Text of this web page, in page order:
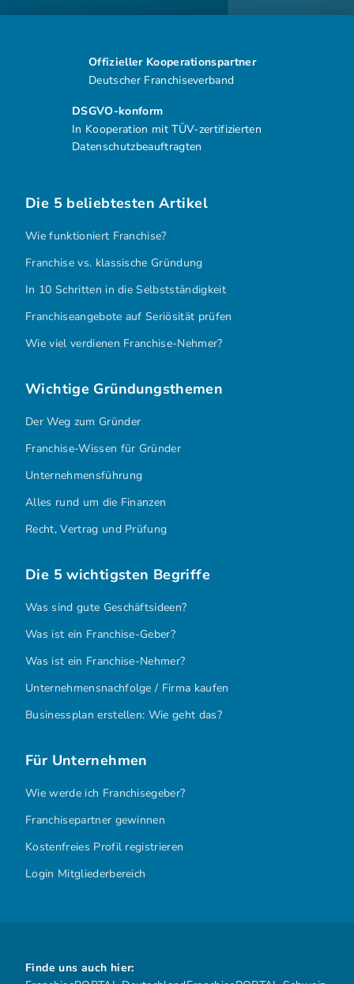
DSGVO-konform
In Kooperation mit TÜV-zertifizierten
Datenschutzbeauftragten
Offizieller Kooperationspartner
Deutscher Franchiseverband
Die 5 beliebtesten Artikel
Wie funktioniert Franchise?
Franchise vs. klassische Gründung
In 10 Schritten in die Selbstständigkeit
Franchiseangebote auf Seriösität prüfen
Wie viel verdienen Franchise-Nehmer?
Wichtige Gründungsthemen
Der Weg zum Gründer
Franchise-Wissen für Gründer
Unternehmensführung
Alles rund um die Finanzen
Recht, Vertrag und Prüfung
Die 5 wichtigsten Begriffe
Was sind gute Geschäftsideen?
Was ist ein Franchise-Geber?
Was ist ein Franchise-Nehmer?
Unternehmensnachfolge / Firma kaufen
Businessplan erstellen: Wie geht das?
Für Unternehmen
Wie werde ich Franchisegeber?
Franchisepartner gewinnen
Kostenfreies Profil registrieren
Login Mitgliederbereich
Finde uns auch hier: